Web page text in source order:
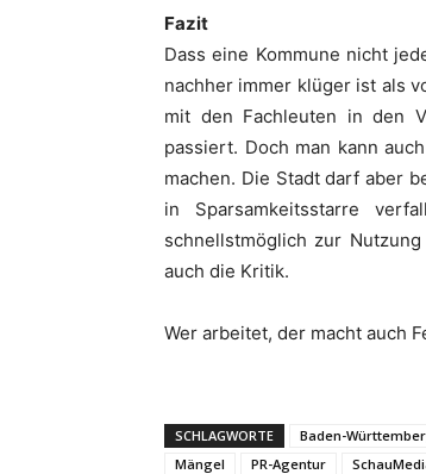
Fazit
Dass eine Kommune nicht
nachher immer klüger ist als
mit den Fachleuten in den
passiert. Doch man kann
machen. Die Stadt darf aber
in Sparsamkeitsstarre
schnellstmöglich zur
auch die Kritik.
Wer arbeitet, der macht auch
SCHLAGWORTE Baden-
Mängel
PR-Agentur